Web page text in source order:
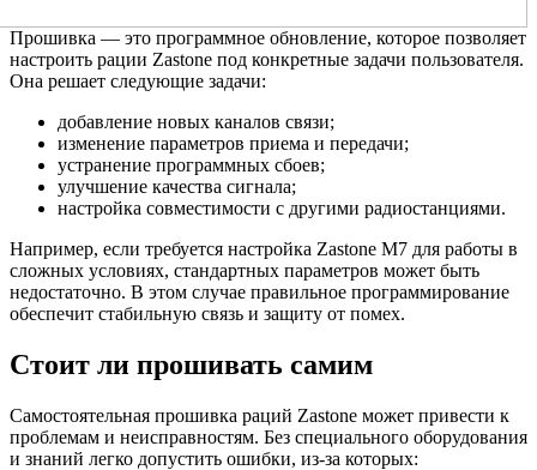
Прошивка — это программное обновление, которое позволяет
настроить рации Zastone под конкретные задачи пользователя.
Она решает следующие задачи:
добавление новых каналов связи;
изменение параметров приема и передачи;
устранение программных сбоев;
улучшение качества сигнала;
настройка совместимости с другими радиостанциями.
Например, если требуется настройка Zastone M7 для работы в
сложных условиях, стандартных параметров может быть
недостаточно. В этом случае правильное программирование
обеспечит стабильную связь и защиту от помех.
Стоит ли прошивать самим
Самостоятельная прошивка раций Zastone может привести к
проблемам и неисправностям. Без специального оборудования
и знаний легко допустить ошибки, из-за которых: